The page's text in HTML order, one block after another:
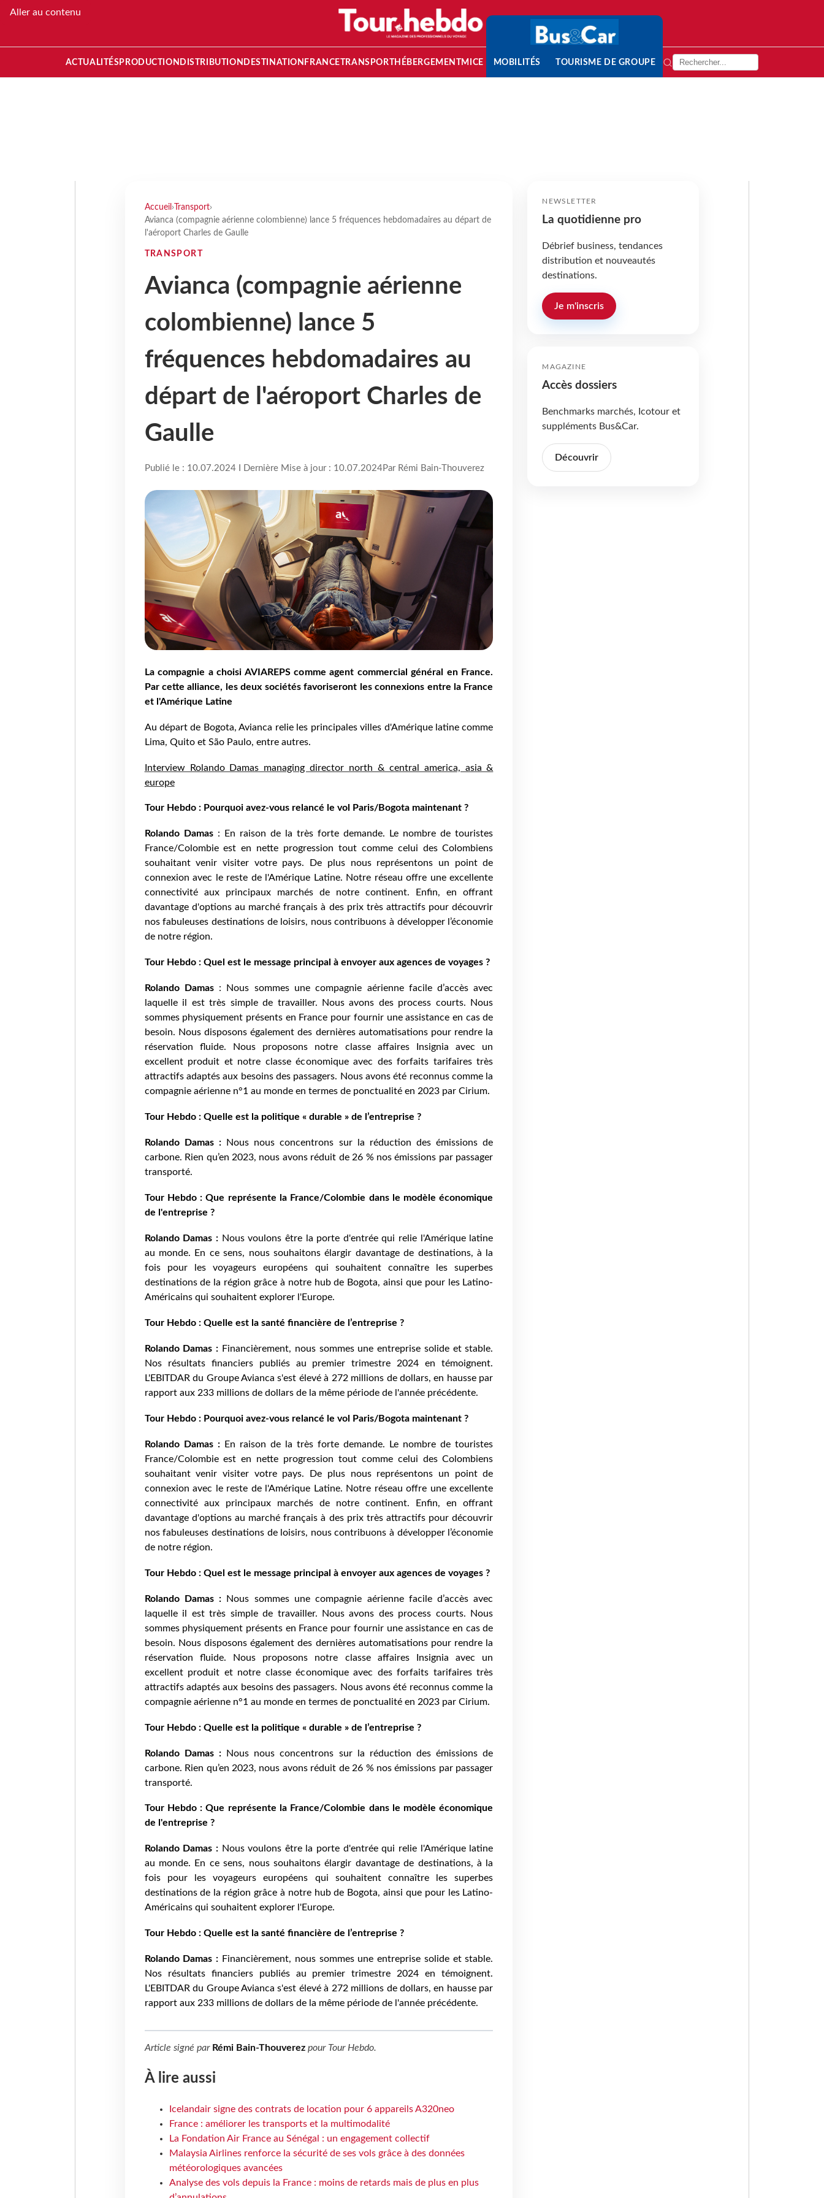
Aller au contenu
ACTUALITÉS PRODUCTION DISTRIBUTION DESTINATION FRANCETRANSPORT HÉBERGEMENTMICE MOBILITÉS TOURISME DE GROUPE
Accueil › Transport›
Avianca (compagnie aérienne colombienne) lance 5 fréquences hebdomadaires au départ de
l'aéroport Charles de Gaulle
TRANSPORT
Avianca (compagnie aérienne
colombienne) lance 5
fréquences hebdomadaires au
départ de l'aéroport Charles de
Gaulle
Publié le : 10.07.2024 I Dernière Mise à jour : 10.07.2024Par Rémi Bain-Thouverez
La compagnie a choisi AVIAREPS comme agent commercial général en France.
Par cette alliance, les deux sociétés favoriseront les connexions entre la France
et l'Amérique Latine
Au départ de Bogota, Avianca relie les principales villes d'Amérique latine comme
Lima, Quito et São Paulo, entre autres.
Interview Rolando Damas managing director north & central america, asia &
europe
Tour Hebdo : Pourquoi avez-vous relancé le vol Paris/Bogota maintenant ?
Rolando Damas: En raison de la très forte demande. Le nombre de touristes
France/Colombie est en nette progression tout comme celui des Colombiens
souhaitant venir visiter votre pays. De plus nous représentons un point de
connexion avec le reste de l'Amérique Latine. Notre réseau offre une excellente
connectivité aux principaux marchés de notre continent. Enfin, en offrant
davantage d'options au marché français à des prix très attractifs pour découvrir
nos fabuleuses destinations de loisirs, nous contribuons à développer l’économie
de notre région.
Tour Hebdo : Quel est le message principal à envoyer aux agences de voyages ?
Rolando Damas : Nous sommes une compagnie aérienne facile d’accès avec
laquelle il est très simple de travailler. Nous avons des process courts. Nous
sommes physiquement présents en France pour fournir une assistance en cas de
besoin. Nous disposons également des dernières automatisations pour rendre la
réservation fluide. Nous proposons notre classe affaires Insignia avec un
excellent produit et notre classe économique avec des forfaits tarifaires très
attractifs adaptés aux besoins des passagers. Nous avons été reconnus comme la
compagnie aérienne n°1 au monde en termes de ponctualité en 2023 par Cirium.
Tour Hebdo : Quelle est la politique « durable » de l’entreprise ?
Rolando Damas :
Nous nous concentrons sur la réduction des émissions de
carbone. Rien qu’en 2023, nous avons réduit de 26 % nos émissions par passager
transporté.
Tour Hebdo : Que représente la France/Colombie dans le modèle économique
de l'entreprise ?
Rolando Damas :Nous voulons être la porte d'entrée qui relie l'Amérique latine
au monde. En ce sens, nous souhaitons élargir davantage de destinations, à la
fois pour les voyageurs européens qui souhaitent connaître les superbes
destinations de la région grâce à notre hub de Bogota, ainsi que pour les Latino-
Américains qui souhaitent explorer l'Europe.
Tour Hebdo : Quelle est la santé financière de l’entreprise ?
Rolando Damas : Financièrement, nous sommes une entreprise solide et stable.
Nos résultats financiers publiés au premier trimestre 2024 en témoignent.
L'EBITDAR du Groupe Avianca s'est élevé à 272 millions de dollars, en hausse par
rapport aux 233 millions de dollars de la même période de l'année précédente.
Tour Hebdo : Pourquoi avez-vous relancé le vol Paris/Bogota maintenant ?
Rolando Damas :En raison de la très forte demande. Le nombre de touristes
France/Colombie est en nette progression tout comme celui des Colombiens
souhaitant venir visiter votre pays. De plus nous représentons un point de
connexion avec le reste de l'Amérique Latine. Notre réseau offre une excellente
connectivité aux principaux marchés de notre continent. Enfin, en offrant
davantage d'options au marché français à des prix très attractifs pour découvrir
nos fabuleuses destinations de loisirs, nous contribuons à développer l’économie
de notre région.
Tour Hebdo : Quel est le message principal à envoyer aux agences de voyages ?
Rolando Damas : Nous sommes une compagnie aérienne facile d’accès avec
laquelle il est très simple de travailler. Nous avons des process courts. Nous
sommes physiquement présents en France pour fournir une assistance en cas de
besoin. Nous disposons également des dernières automatisations pour rendre la
réservation fluide. Nous proposons notre classe affaires Insignia avec un
excellent produit et notre classe économique avec des forfaits tarifaires très
attractifs adaptés aux besoins des passagers. Nous avons été reconnus comme la
compagnie aérienne n°1 au monde en termes de ponctualité en 2023 par Cirium.
Tour Hebdo : Quelle est la politique « durable » de l’entreprise ?
Rolando Damas :Nous nous concentrons sur la réduction des émissions de
carbone. Rien qu’en 2023, nous avons réduit de 26 % nos émissions par passager
transporté.
Tour Hebdo : Que représente la France/Colombie dans le modèle économique
de l'entreprise ?
Rolando Damas : Nous voulons être la porte d'entrée qui relie l'Amérique latine
au monde. En ce sens, nous souhaitons élargir davantage de destinations, à la
fois pour les voyageurs européens qui souhaitent connaître les superbes
destinations de la région grâce à notre hub de Bogota, ainsi que pour les Latino-
Américains qui souhaitent explorer l'Europe.
Tour Hebdo : Quelle est la santé financière de l’entreprise ?
Rolando Damas : Financièrement, nous sommes une entreprise solide et stable.
Nos résultats financiers publiés au premier trimestre 2024 en témoignent.
L'EBITDAR du Groupe Avianca s'est élevé à 272 millions de dollars, en hausse par
rapport aux 233 millions de dollars de la même période de l'année précédente.
Article signé par Rémi Bain-Thouverezpour Tour Hebdo.
À lire aussi
Icelandair signe des contrats de location pour 6 appareils A320neo
France : améliorer les transports et la multimodalité
La Fondation Air France au Sénégal : un engagement collectif
Malaysia Airlines renforce la sécurité de ses vols grâce à des données
météorologiques avancées
Analyse des vols depuis la France : moins de retards mais de plus en plus
NEWSLETTER
La quotidienne pro
Débrief business, tendances
distribution et nouveautés
destinations.
Je m'inscris
MAGAZINE
Accès dossiers
Benchmarks marchés, Icotour et
suppléments Bus&Car.
Découvrir